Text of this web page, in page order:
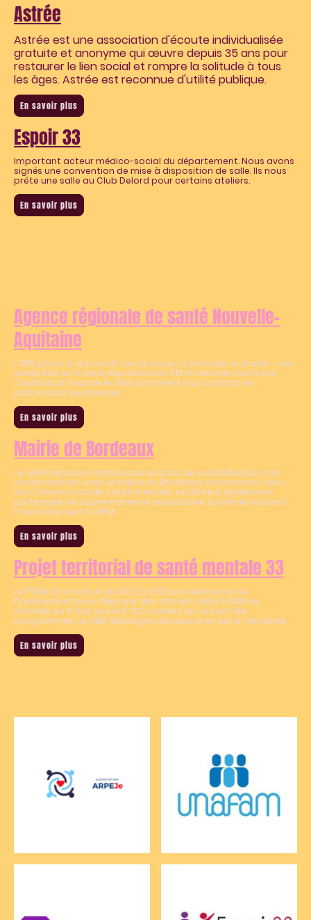
Astrée
Astrée est une association d'écoute individualisée
gratuite et anonyme qui œuvre depuis 35 ans pour
restaurer le lien social et rompre la solitude à tous
les âges. Astrée est reconnue d'utilité publique.
En savoir plus
Espoir 33
Important acteur médico-social du département. Nous avons
signés une convention de mise à disposition de salle. Ils nous
prête une salle au Club Delord pour certains ateliers.
En savoir plus
Agence régionale de santé Nouvelle-
Aquitaine
L'ARS pilote le dispositif des groupes d'entraide mutuelle - il en
existe 650 en France. Représentant l'Etat dans les territoire,
l'institution finance le GEM au travers d'un contrat de
partenariat pluriannuel.
En savoir plus
Mairie de Bordeaux
Le GEM mène de nombreuses actions de sensibilisation à la
santé mentale avec la Mairie de Bordeaux , notamment avec
son Conseil local de santé mentale. Le GEM est également
partenaire de sa permanence associative. La Mairie soutient
financièrement le GEM.
En savoir plus
Projet territorial de santé mentale 33
Le PTSM 33 a instruit de 2022 à 2025 une demande de
financement pour déployer des ateliers dans 8 GEM de
Gironde. Au total, ce sont 700 ateliers qui auront été
programmés. Le GEM Médiagora Bordeaux en est à l'initiative.
En savoir plus